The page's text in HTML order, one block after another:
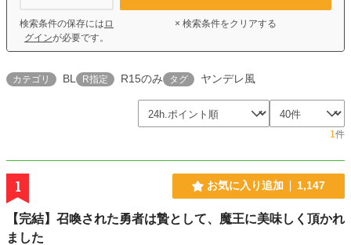
検索条件の保存には ロ
グインが必要です。
× 検索条件をクリアする
カテゴリ BL R指定 R15のみ タグ ヤンデレ風
1件
1 お気に入り追加 1,147
【完結】召喚された勇者は贄として、魔王に美味しく頂かれ
ました